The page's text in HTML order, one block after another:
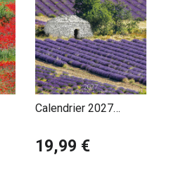
Calendrier 2027
Lavande
19,99 €